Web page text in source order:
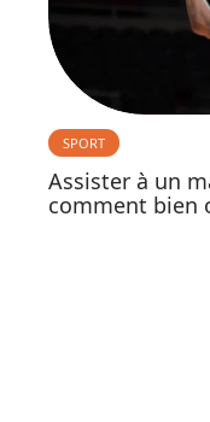
SPORT
Assister à un
comment bien